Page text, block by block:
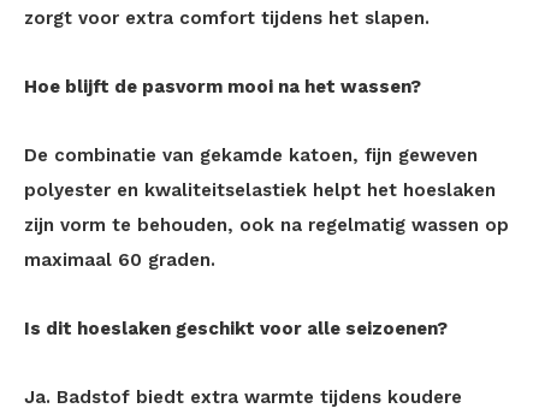
zorgt voor extra comfort tijdens het slapen.
Hoe blijft de pasvorm mooi na het wassen?
De combinatie van gekamde katoen, fijn geweven
polyester en kwaliteitselastiek helpt het hoeslaken
zijn vorm te behouden, ook na regelmatig wassen op
maximaal 60 graden.
Is dit hoeslaken geschikt voor alle seizoenen?
Ja. Badstof biedt extra warmte tijdens koudere